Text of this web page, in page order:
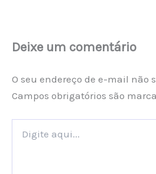
Deixe um comentário
O seu endereço de e-mail não
Campos obrigatórios são
aqui...